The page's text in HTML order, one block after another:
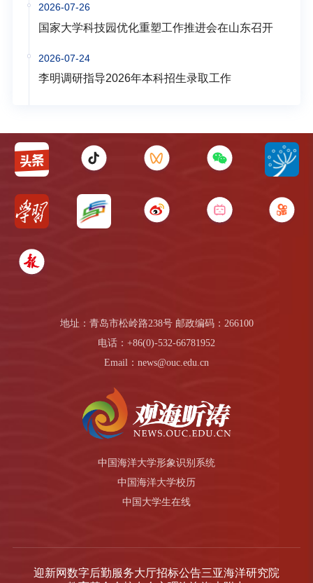
2026-07-26
国家大学科技园优化重塑工作推进会在山东召开
2026-07-24
李明调研指导2026年本科招生录取工作
地址：青岛市松岭路238号 邮政编码：266100
电话：+86(0)-532-66781952
Email：news@ouc.edu.cn
中国海洋大学形象识别系统
中国海洋大学校历
中国大学生在线
迎新网数字后勤服务大厅招标公告三亚海洋研究院